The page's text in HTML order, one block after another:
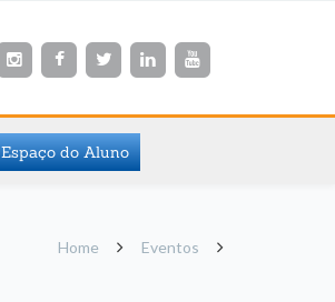
Espaço do Aluno
Home Eventos